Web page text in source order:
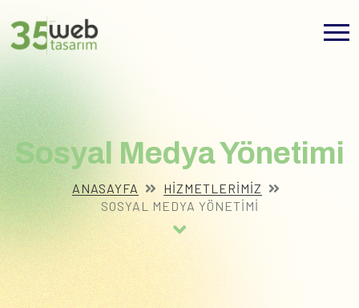
Sosyal Medya Yönetimi
ANASAYFA
HIZMETLERIMIZ
SOSYAL MEDYA YÖNETIMI